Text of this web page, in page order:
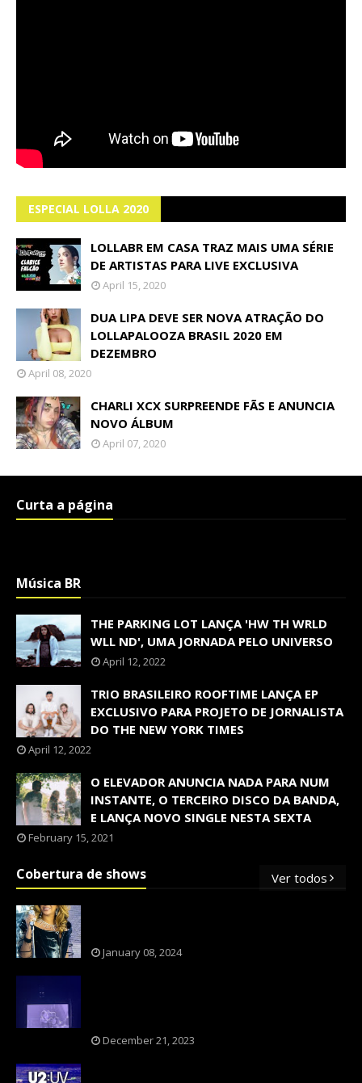
ESPECIAL LOLLA 2020
LOLLABR EM CASA TRAZ MAIS UMA SÉRIE
DE ARTISTAS PARA LIVE EXCLUSIVA
April 15, 2020
DUA LIPA DEVE SER NOVA ATRAÇÃO DO
LOLLAPALOOZA BRASIL 2020 EM
DEZEMBRO
April 08, 2020
CHARLI XCX SURPREENDE FÃS E ANUNCIA
NOVO ÁLBUM
April 07, 2020
Curta a página
Música BR
THE PARKING LOT LANÇA 'HW TH WRLD
WLL ND', UMA JORNADA PELO UNIVERSO
April 12, 2022
TRIO BRASILEIRO ROOFTIME LANÇA EP
EXCLUSIVO PARA PROJETO DE JORNALISTA
DO THE NEW YORK TIMES
April 12, 2022
O ELEVADOR ANUNCIA NADA PARA NUM
INSTANTE, O TERCEIRO DISCO DA BANDA,
E LANÇA NOVO SINGLE NESTA SEXTA
February 15, 2021
Cobertura de shows Ver todos
January 08, 2024
December 21, 2023